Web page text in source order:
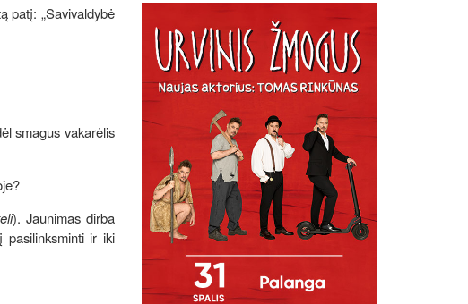
patį: „Savivaldybė
smagus vakarėlis
). Jaunimas dirba
pasilinksminti ir iki